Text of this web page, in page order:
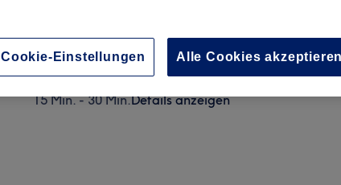
15 Min.Details anzeigen
Shellac entfernen
15 Min. - 30 Min.Details anzeigen
Cookie-Einstellungen Alle Cookies